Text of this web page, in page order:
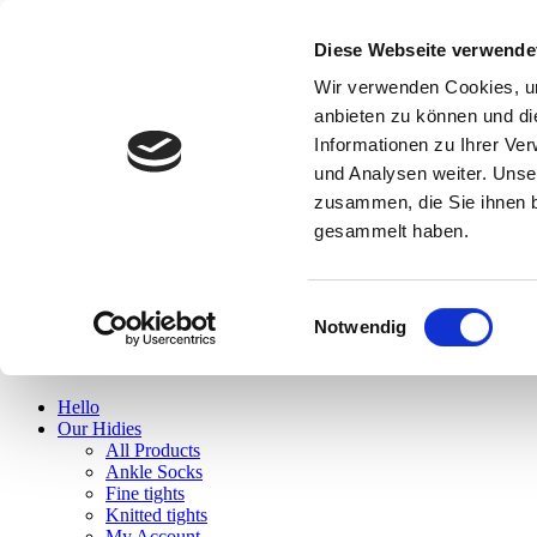
Diese Webseite
Wir verwenden Cookies,
anbieten zu können und
Informationen zu Ihrer
und Analysen weiter.
zusammen, die Sie ihnen
gesammelt haben.
Einwilligungsauswahl
Notwendig
All Products
Ankle Socks
Fine tights
Find us
Hello
Our Hidies
All Products
Ankle Socks
Fine tights
Knitted tights